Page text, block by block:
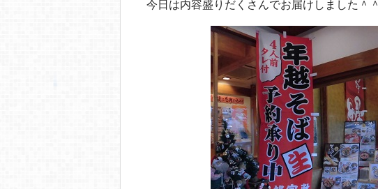
今日は内容盛りだくさんでお届けしました＾＾